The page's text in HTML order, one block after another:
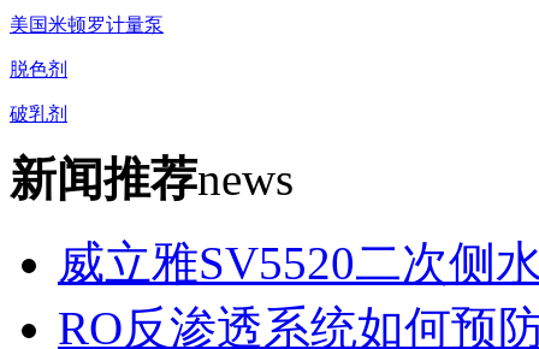
美国米顿罗计量泵
脱色剂
破乳剂
新闻推荐news
威立雅SV5520二次侧
RO反渗透系统如何预